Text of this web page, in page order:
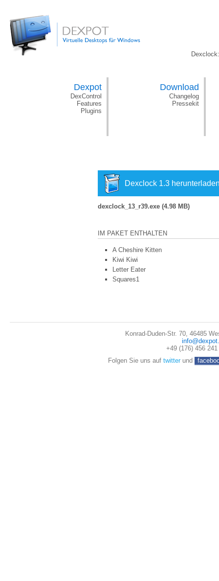
Dexclock:
Dexpot
DexControl
Features
Plugins
Download
Changelog
Pressekit
Dexclock 1.3
dexclock_13_r39.exe (4.98 MB)
IM PAKET ENTHALTEN
A Cheshire Kitten
Kiwi Kiwi
Letter Eater
Squares1
Konrad-Duden-Str. 70, 46485
+49 (176) 456 241
Folgen Sie uns auf twitterund